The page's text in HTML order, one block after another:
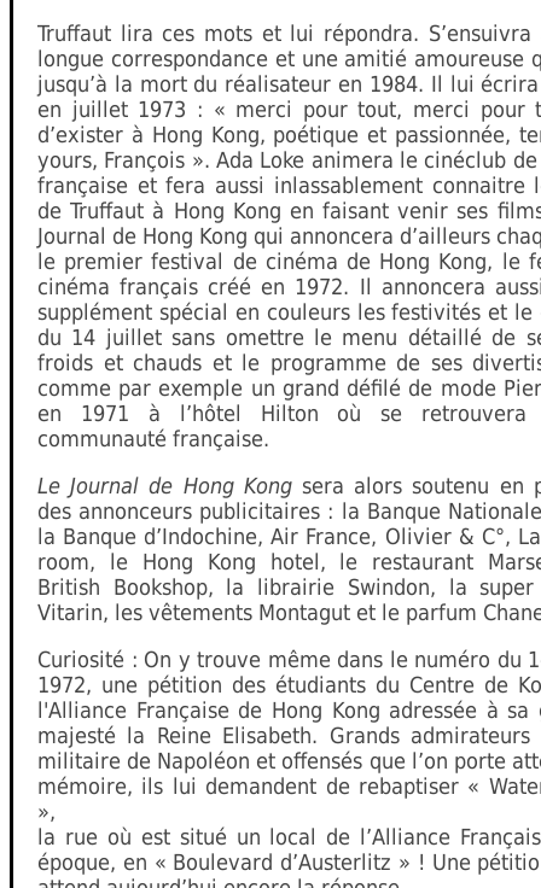
Truffaut lira ces mots et lui répondra. S’ensuivra
longue correspondance et une amitié amoureuse
jusqu’à la mort du réalisateur en 1984. Il lui
en juillet 1973 : « merci pour tout, merci pour
d’exister à Hong Kong, poétique et passionnée,
yours, François ». Ada Loke animera le cinéclub de
française et fera aussi inlassablement connaitre
de Truffaut à Hong Kong en faisant venir ses
Journal de Hong Kong qui annoncera d’ailleurs
le premier festival de cinéma de Hong Kong, le
cinéma français créé en 1972. Il annoncera
supplément spécial en couleurs les festivités et le
du 14 juillet sans omettre le menu détaillé de
froids et chauds et le programme de ses
comme par exemple un grand défilé de mode
en 1971 à l’hôtel Hilton où se
communauté française.
Le Journal de Hong Kongsera alors soutenu en
des annonceurs publicitaires : la Banque
la Banque d’Indochine, Air France, Olivier & C°,
room, le Hong Kong hotel, le restaurant
British Bookshop, la librairie Swindon, la
Vitarin, les vêtements Montagut et le parfum
Curiosité : On y trouve même dans le numéro du
1972, une pétition des étudiants du Centre de
l'Alliance Française de Hong Kong adressée à sa
majesté la Reine Elisabeth. Grands
militaire de Napoléon et offensés que l’on porte
mémoire, ils lui demandent de rebaptiser «
»,
la rue où est situé un local de l’Alliance
époque, en « Boulevard d’Austerlitz » ! Une